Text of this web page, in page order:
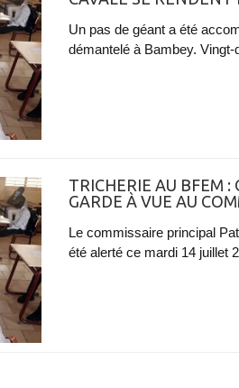
Un pas de géant a été
démantelé à Bambey.
TRICHERIE AU BFEM
GARDE À VUE AU
Le commissaire principal
été alerté ce mardi 14 juillet